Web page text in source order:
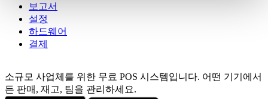
보고서
설정
하드웨어
결제
소규모 사업체를 위한 무료 POS 시스템입니다. 어떤 기기에서
든 판매, 재고, 팀을 관리하세요.